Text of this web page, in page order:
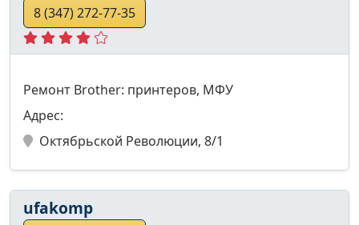
8 (347) 272-77-35
Ремонт Brother: принтеров, МФУ
Адрес:
Октябрьской Революции, 8/1
ufakomp